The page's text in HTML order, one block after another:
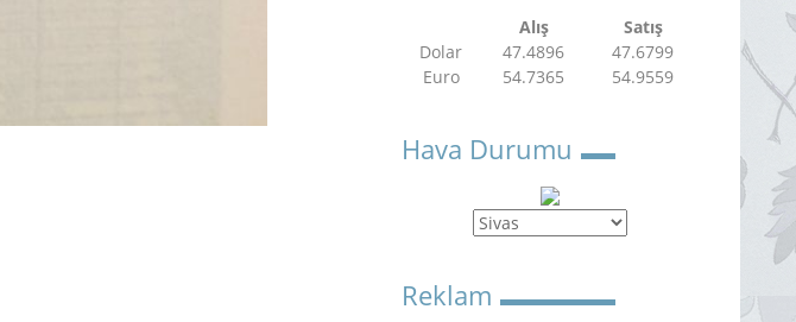
Alış
Satış
Dolar
47.4896
47.6799
Euro
54.7365 54.9559
Hava Durumu
Reklam